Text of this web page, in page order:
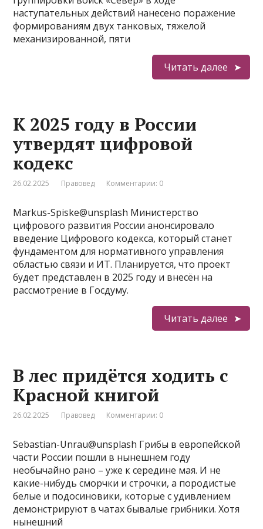
наступательных действий нанесено поражение
формированиям двух танковых, тяжелой
механизированной, пяти
Читать далее
К 2025 году в России
утвердят цифровой
кодекс
26.02.2025 Правовед Комментарии: 0
Markus-Spiske@unsplash Министерство
цифрового развития России анонсировало
введение Цифрового кодекса, который станет
фундаментом для нормативного управления
областью связи и ИТ. Планируется, что проект
будет представлен в 2025 году и внесён на
рассмотрение в Госдуму.
Читать далее
В лес придётся ходить с
Красной книгой
26.02.2025 Правовед Комментарии: 0
Sebastian-Unrau@unsplash Грибы в европейской
части России пошли в нынешнем году
необычайно рано – уже к середине мая. И не
какие-нибудь сморчки и строчки, а породистые
белые и подосиновики, которые с удивлением
демонстрируют в чатах бывалые грибники. Хотя
нынешний